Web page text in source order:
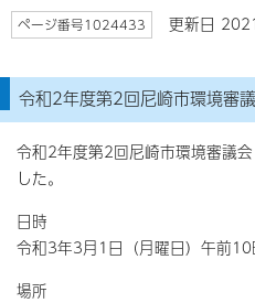
ページ番号1024433 更新日
令和2年度第2回尼崎市環境審議
令和2年度第2回尼崎市環境審議
した。
日時
令和3年3月1日（月曜日）午前
場所